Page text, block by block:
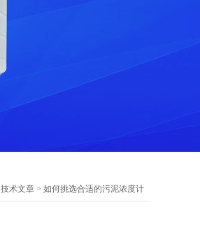
技术文章 > 如何挑选合适的污泥浓度计